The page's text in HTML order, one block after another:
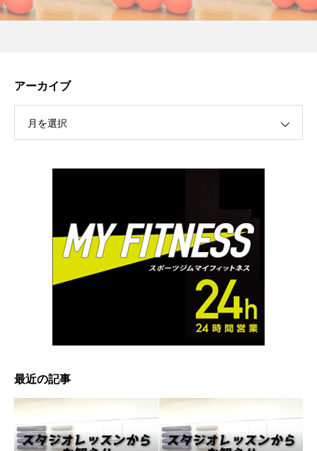
アーカイブ
月を選択
最近の記事